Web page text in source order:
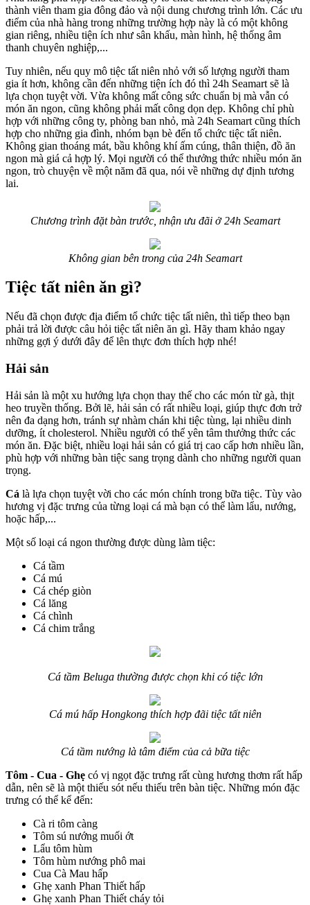
thành viên tham gia đông đảo và nội dung chương trình lớn. Các ưu
điểm của nhà hàng trong những trường hợp này là có một không
gian riêng, nhiều tiện ích như sân khấu, màn hình, hệ thống âm
thanh chuyên nghiệp,...
Tuy nhiên, nếu quy mô tiệc tất niên nhỏ với số lượng người tham
gia ít hơn, không cần đến những tiện ích đó thì 24h Seamart sẽ là
lựa chọn tuyệt vời. Vừa không mất công sức chuẩn bị mà vẫn có
món ăn ngon, cũng không phải mất công dọn dẹp. Không chỉ phù
hợp với những công ty, phòng ban nhỏ, mà 24h Seamart cũng thích
hợp cho những gia đình, nhóm bạn bè đến tổ chức tiệc tất niên.
Không gian thoáng mát, bầu không khí ấm cúng, thân thiện, đồ ăn
ngon mà giá cả hợp lý. Mọi người có thể thưởng thức nhiều món ăn
ngon, trò chuyện về một năm đã qua, nói về những dự định tương
lai.
Chương trình đặt bàn trước, nhận ưu đãi ở 24h Seamart
Không gian bên trong của 24h Seamart
Tiệc tất niên ăn gì?
Nếu đã chọn được địa điểm tổ chức tiệc tất niên, thì tiếp theo bạn
phải trả lời được câu hỏi tiệc tất niên ăn gì. Hãy tham khảo ngay
những gợi ý dưới đây để lên thực đơn thích hợp nhé!
Hải sản
Hải sản là một xu hướng lựa chọn thay thế cho các món từ gà, thịt
heo truyền thống. Bởi lẽ, hải sản có rất nhiều loại, giúp thực đơn trở
nên đa dạng hơn, tránh sự nhàm chán khi tiệc tùng, lại nhiều dinh
dưỡng, ít cholesterol. Nhiều người có thể yên tâm thưởng thức các
món ăn. Đặc biệt, nhiều loại hải sản có giá trị cao cấp hơn nhiều lần,
phù hợp với những bàn tiệc sang trọng dành cho những người quan
trọng.
Cá là lựa chọn tuyệt vời cho các món chính trong bữa tiệc. Tùy vào
hương vị đặc trưng của từng loại cá mà bạn có thể làm lẩu, nướng,
hoặc hấp,...
Một số loại cá ngon thường được dùng làm tiệc:
Cá tầm
Cá mú
Cá chép giòn
Cá lăng
Cá chình
Cá chim trắng
Cá tầm Beluga thường được chọn khi có tiệc lớn
Cá mú hấp Hongkong thích hợp đãi tiệc tất niên
Cá tầm nướng là tâm điểm của cả bữa tiệc
Tôm - Cua - Ghẹ có vị ngọt đặc trưng rất cùng hương thơm rất hấp
dẫn, nên sẽ là một thiếu sót nếu thiếu trên bàn tiệc. Những món đặc
trưng có thể kể đến:
Cà ri tôm càng
Tôm sú nướng muối ớt
Lẩu tôm hùm
Tôm hùm nướng phô mai
Cua Cà Mau hấp
Ghẹ xanh Phan Thiết hấp
Ghẹ xanh Phan Thiết cháy tỏi